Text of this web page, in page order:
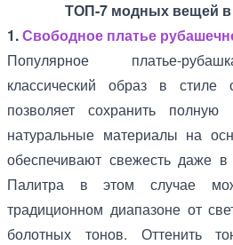
ТОП-7 модных вещей в
1.Свободное платье
Популярное платье-
классический образ в
позволяет сохранить
натуральные материалы на
обеспечивают свежесть даже
Палитра в этом случае
традиционном диапазоне от
болотных тонов. Оттенить